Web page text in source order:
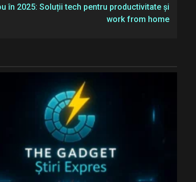
în 2025: Soluții tech pentru productivitate și
work from home